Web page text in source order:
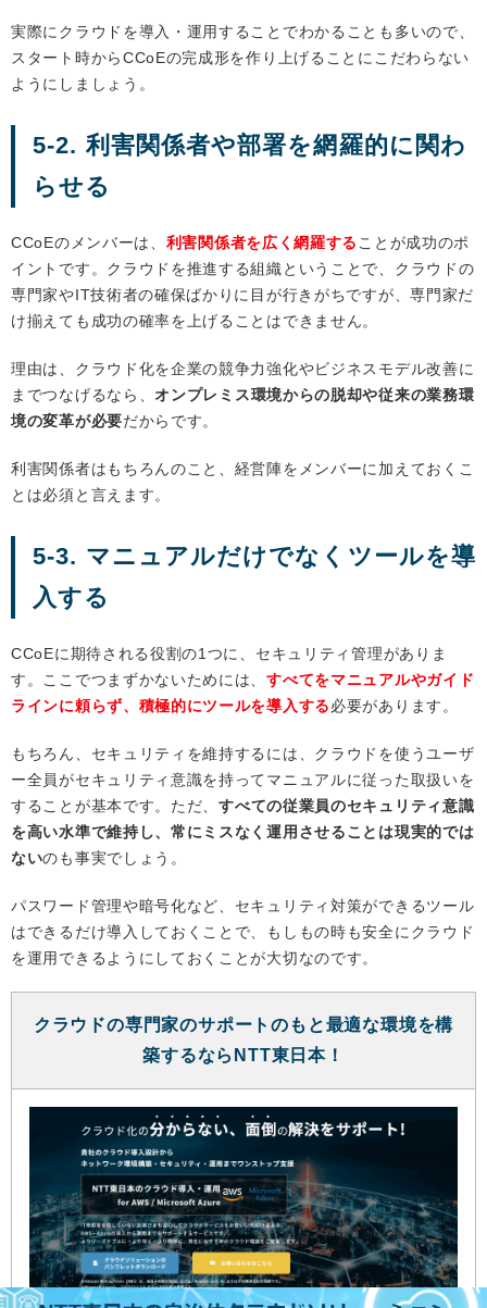
実際にクラウドを導入・運用することでわかることも多いので、
スタート時からCCoEの完成形を作り上げることにこだわらない
ようにしましょう。
5-2. 利害関係者や部署を網羅的に関わ
らせる
CCoEのメンバーは、 利害関係者を広く網羅することが成功のポ
イントです。クラウドを推進する組織ということで、クラウドの
専門家やIT技術者の確保ばかりに目が行きがちですが、専門家だ
け揃えても成功の確率を上げることはできません。
理由は、クラウド化を企業の競争力強化やビジネスモデル改善に
までつなげるなら、オンプレミス環境からの脱却や従来の業務環
境の変革が必要だからです。
利害関係者はもちろんのこと、経営陣をメンバーに加えておくこ
とは必須と言えます。
5-3. マニュアルだけでなくツールを導
入する
CCoEに期待される役割の1つに、セキュリティ管理がありま
す。ここでつまずかないためには、すべてをマニュアルやガイド
ラインに頼らず、積極的にツールを導入する必要があります。
もちろん、セキュリティを維持するには、クラウドを使うユーザ
ー全員がセキュリティ意識を持ってマニュアルに従った取扱いを
することが基本です。ただ、すべての従業員のセキュリティ意識
を高い水準で維持し、常にミスなく運用させることは現実的では
ないのも事実でしょう。
パスワード管理や暗号化など、セキュリティ対策ができるツール
はできるだけ導入しておくことで、もしもの時も安全にクラウド
を運用できるようにしておくことが大切なのです。
クラウドの専門家のサポートのもと最適な環境を構
築するならNTT東日本！